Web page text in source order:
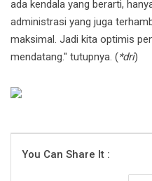
ada kendala yang berarti,
administrasi yang juga
maksimal. Jadi kita optimis
mendatang." tutupnya. (*dri)
You Can Share It :